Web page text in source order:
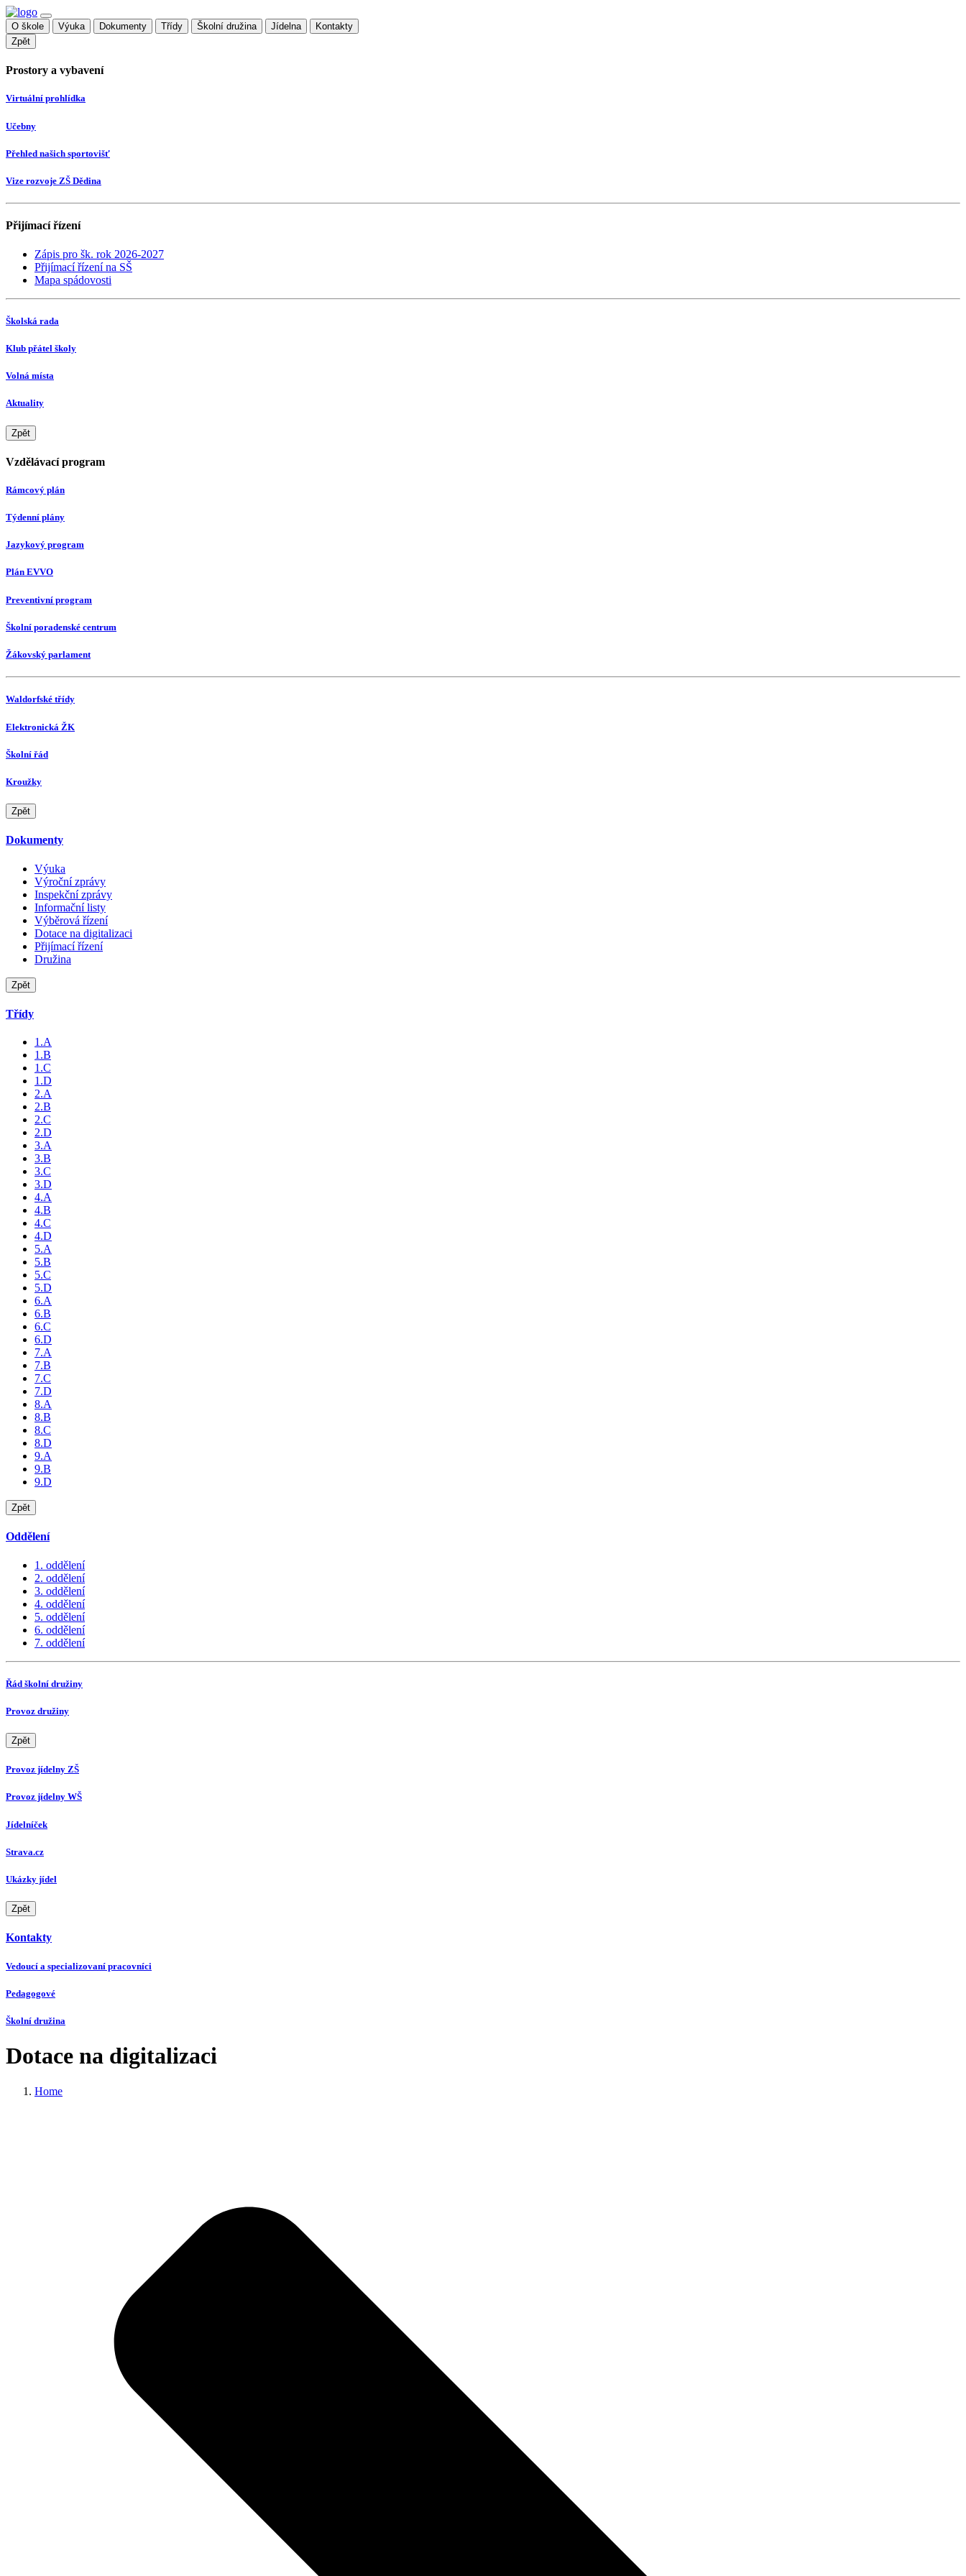
O škole Výuka Dokumenty Třídy Školní družina Jídelna
Kontakty
Zpět
Prostory a vybavení
Virtuální prohlídka
Učebny
Přehled našich sportovišť
Vize rozvoje ZŠ Dědina
Přijímací řízení
Zápis pro šk. rok 2026-2027
Přijímací řízení na SŠ
Mapa spádovosti
Školská rada
Klub přátel školy
Volná místa
Aktuality
Zpět
Vzdělávací program
Rámcový plán
Týdenní plány
Jazykový program
Plán EVVO
Preventivní program
Školní poradenské centrum
Žákovský parlament
Waldorfské třídy
Elektronická ŽK
Školní řád
Kroužky
Zpět
Dokumenty
Výuka
Výroční zprávy
Inspekční zprávy
Informační listy
Výběrová řízení
Dotace na digitalizaci
Přijímací řízení
Družina
Zpět
Třídy
1.A
1.B
1.C
1.D
2.A
2.B
2.C
2.D
3.A
3.B
3.C
3.D
4.A
4.B
4.C
4.D
5.A
5.B
5.C
5.D
6.A
6.B
6.C
6.D
7.A
7.B
7.C
7.D
8.A
8.B
8.C
8.D
9.A
9.B
9.D
Zpět
Oddělení
1. oddělení
2. oddělení
3. oddělení
4. oddělení
5. oddělení
6. oddělení
7. oddělení
Řád školní družiny
Provoz družiny
Zpět
Provoz jídelny ZŠ
Provoz jídelny WŠ
Jídelníček
Strava.cz
Ukázky jídel
Zpět
Kontakty
Vedoucí a specializovaní pracovníci
Pedagogové
Školní družina
Dotace na digitalizaci
Home